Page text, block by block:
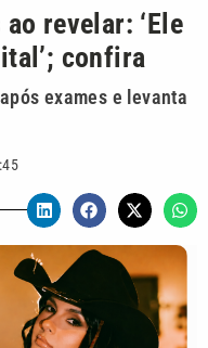
revelar: ‘Ele
confira
exames e levanta